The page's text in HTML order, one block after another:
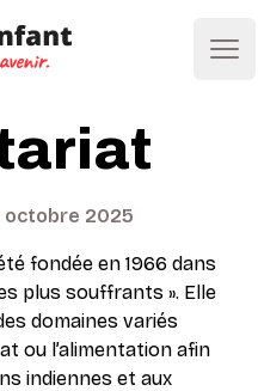
octobre 2025
fondée en 1966 dans
plus souffrants ». Elle
domaines variés
ou l’alimentation afin
indiennes et aux